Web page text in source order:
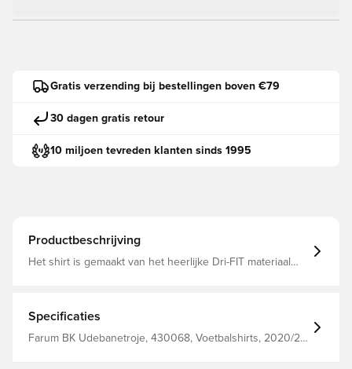
Gratis verzending bij bestellingen boven €79
30 dagen gratis retour
10 miljoen tevreden klanten sinds 1995
Productbeschrijving
Het shirt is gemaakt van het heerlijke Dri-FIT materiaal
droog blijft Standaard pasvorm Gemaakt van 100%
gerecycled polyester.
Specificaties
Farum BK Udebanetroje, 430068, Voetbalshirts, 2020/21,